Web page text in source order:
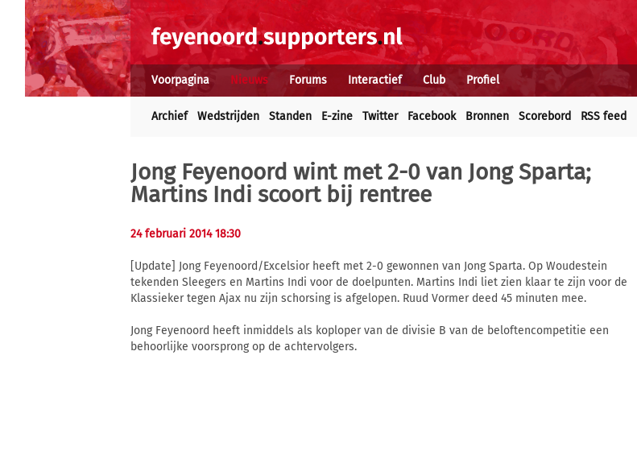
Voorpagina Nieuws Forums Interactief Club Profiel
Archief Wedstrijden Standen E-zine Twitter Facebook Bronnen Scorebord RSS feed
Jong Feyenoord wint met 2-0 van Jong Sparta;
Martins Indi scoort bij rentree
24 februari 2014 18:30
[Update] Jong Feyenoord/Excelsior heeft met 2-0 gewonnen van Jong Sparta. Op Woudestein
tekenden Sleegers en Martins Indi voor de doelpunten. Martins Indi liet zien klaar te zijn voor de
Klassieker tegen Ajax nu zijn schorsing is afgelopen. Ruud Vormer deed 45 minuten mee.
Jong Feyenoord heeft inmiddels als koploper van de divisie B van de beloftencompetitie een
behoorlijke voorsprong op de achtervolgers.